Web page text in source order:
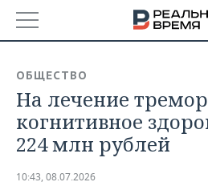
БАШКОРТОСТАН
ТАТАРСТАН
НОВОСТИ
АНАЛИТИКА
ОБЩЕСТВО
На лечение
когнитивное
224 млн рублей
10:43, 08.07.2026